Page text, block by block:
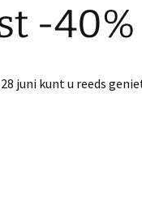
-40%
juni kunt u reeds